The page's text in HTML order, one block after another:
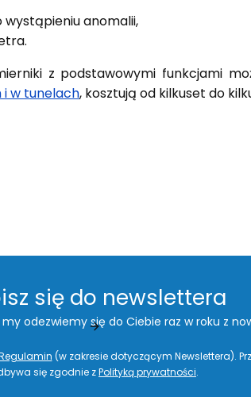
anomalii,
z podstawowymi funkcjami
i w tunelach, kosztują od kilkuset do
się do newslettera
odezwiemy się do Ciebie raz w roku z
(w zakresie dotyczącym Newslettera).
się zgodnie zPolityką prywatności.